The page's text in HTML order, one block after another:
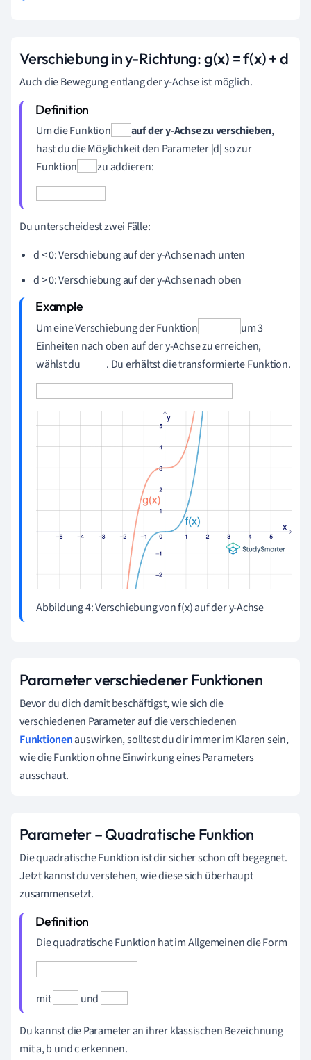
Verschiebung in y-Richtung: g(x) = f(x) + d
Auch die Bewegung entlang der y-Achse ist möglich.
Um die Funktion auf der y-Achse zu verschieben,
hast du die Möglichkeit den Parameter |d|so zur
Funktion
zu addieren:
Du unterscheidest zwei Fälle:
d < 0: Verschiebung auf der y-Achse nach unten
d > 0: Verschiebung auf der y-Achse nach oben
Um eine Verschiebung der Funktion
um 3
Einheiten nach oben auf der y-Achse zu erreichen,
wählst du
. Du erhältst die transformierte Funktion.
Abbildung 4: Verschiebung von f(x) auf der y-Achse
Parameter verschiedener Funktionen
Bevor du dich damit beschäftigst, wie sich die
verschiedenen Parameter auf die verschiedenen
Funktionenauswirken, solltest du dir immer im Klaren sein,
wie die Funktion ohne Einwirkung eines Parameters
ausschaut.
Parameter – Quadratische Funktion
Die quadratische Funktion ist dir sicher schon oft begegnet.
Jetzt kannst du verstehen, wie diese sich überhaupt
zusammensetzt.
Die quadratische Funktion hat im Allgemeinen die Form
mit und
Du kannst die Parameter an ihrer klassischen Bezeichnung
mit a, b und c erkennen.